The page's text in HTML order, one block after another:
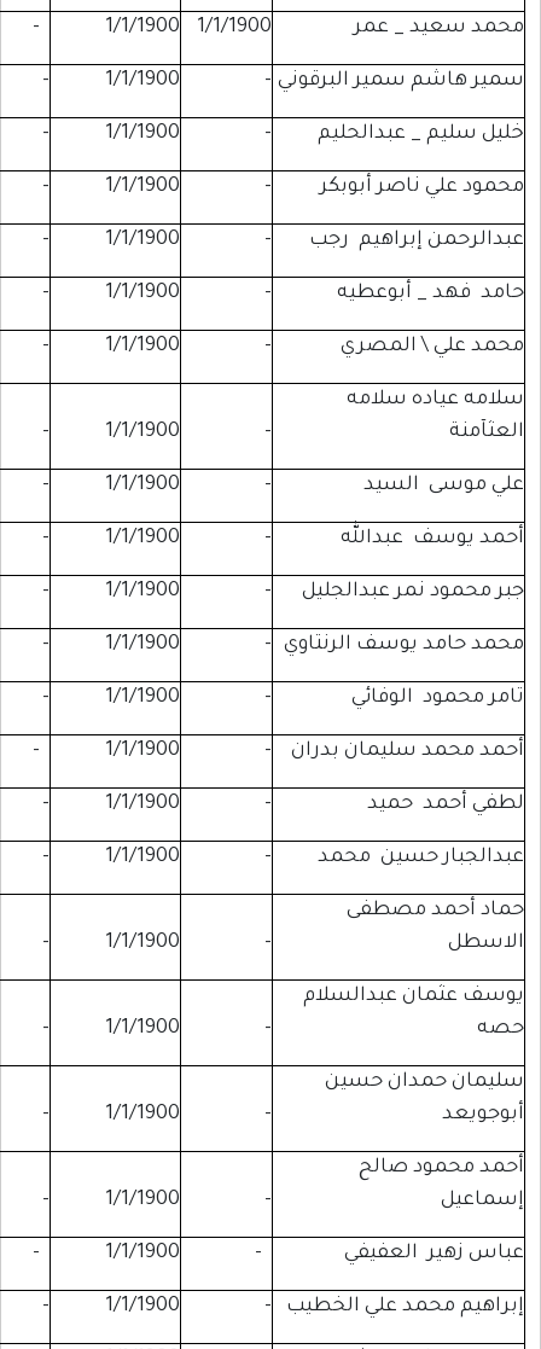
عمر 1/1/1900
1/1/1900
-
البرقوني -
1/1/1900
-
-
1/1/1900
-
أبوبكر -
1/1/1900
-
رجب -
1/1/1900
-
-
1/1/1900
-
-
1/1/1900
-
1/1/1900
-
-
1/1/1900
-
-
1/1/1900
-
-
1/1/1900
-
الرنتاوي -
1/1/1900
-
-
1/1/1900
-
بدران -
1/1/1900
-
-
1/1/1900
-
محمد -
1/1/1900
-
1/1/1900
-
1/1/1900
-
حسين
1/1/1900
-
1/1/1900
-
-
1/1/1900
-
علي الخطيب -
1/1/1900
-